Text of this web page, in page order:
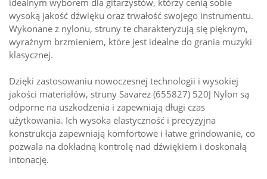
idealnym wyborem dla gitarzystów, którzy cenią sobie
wysoką jakość dźwięku oraz trwałość swojego instrumentu.
Wykonane z nylonu, struny te charakteryzują się pięknym,
wyraźnym brzmieniem, które jest idealne do grania muzyki
klasycznej.
Dzięki zastosowaniu nowoczesnej technologii i wysokiej
jakości materiałów, struny Savarez (655827) 520J Nylon są
odporne na uszkodzenia i zapewniają długi czas
użytkowania. Ich wysoka elastyczność i precyzyjna
konstrukcja zapewniają komfortowe i łatwe grindowanie, co
pozwala na dokładną kontrolę nad dźwiękiem i doskonałą
intonację.